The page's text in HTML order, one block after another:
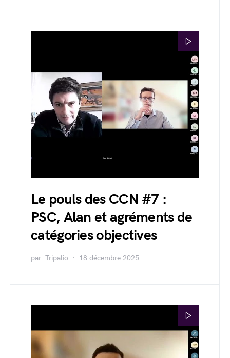
Le pouls des CCN #7 :
PSC, Alan et agréments de
catégories objectives
par Tripalio 18 décembre 2025